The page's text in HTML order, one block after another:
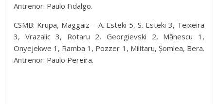
Antrenor: Paulo Fidalgo.
CSMB: Krupa, Maggaiz – A. Esteki 5, S. Esteki 3, Teixeira
3, Vrazalic 3, Rotaru 2, Georgievski 2, Mănescu 1,
Onyejekwe 1, Ramba 1, Pozzer 1, Militaru, Șomlea, Bera.
Antrenor: Paulo Pereira.